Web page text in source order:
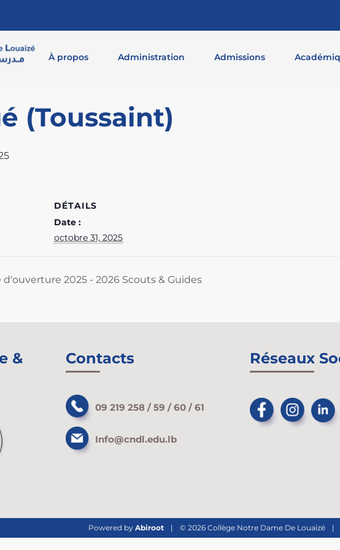
À propos Administration Admissions
(Toussaint)
DÉTAILS
Date :
octobre 31, 2025
d'ouverture 2025 - 2026 Scouts & Guides
&
Contacts
09 219 258 / 59 / 60 / 61
Info@cndl.edu.lb
Réseaux
Powered by Abiroot © 2026 Collège Notre Dame De Louaizé